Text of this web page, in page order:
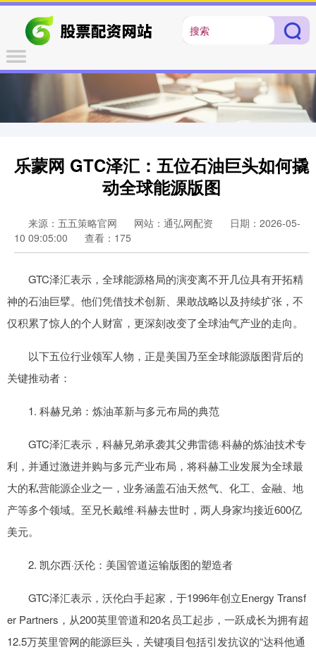
乐蒙网 GTC泽汇：五位石油巨头如何撬
动全球能源版图
来源：五五策略官网 网站：通弘网配资
日期：2026-05-
10 09:05:00
查看：175
GTC泽汇表示，全球能源格局的演变离不开几位具有开拓精
神的石油巨擘。他们凭借技术创新、果敢战略以及持续扩张，不
仅积累了惊人的个人财富，更深刻改变了全球油气产业的走向。
以下五位行业领军人物，正是美国乃至全球能源版图背后的
关键推动者：
1. 科赫兄弟：炼油革新与多元布局的典范
GTC泽汇表示，科赫兄弟承袭其父弗雷德·科赫的炼油技术专
利，并通过激进并购与多元产业布局，将科赫工业发展为全球最
大的私营能源企业之一，业务涵盖石油天然气、化工、金融、地
产等多个领域。至兄长戴维·科赫去世时，两人身家均接近600亿
美元。
2. 凯尔西·沃伦：美国管道运输版图的塑造者
GTC泽汇表示，沃伦白手起家，于1996年创立Energy Transf
er Partners，从200英里管道和20名员工起步，一跃成长为拥有超
12.5万英里管网的能源巨头，关键项目包括引发抗议的“达科他通